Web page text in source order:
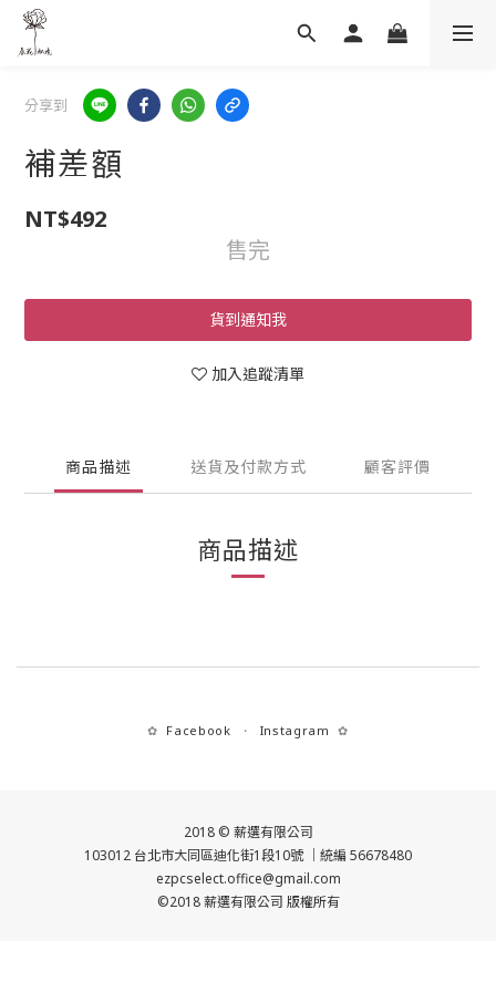
分享到
補差額
NT$492
售完
貨到通知我
加入追蹤清單
商品描述 送貨及付款方式 顧客評價
商品描述
✿ Facebook ・ Instagram ✿
2018 © 薪選有限公司
103012 台北市大同區迪化街1段10號 ｜統編 56678480
ezpcselect.office@gmail.com
©2018 薪選有限公司 版權所有